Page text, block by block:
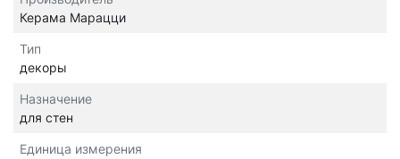
Керама Марацци
Тип
декоры
Назначение
для стен
Единица измерения